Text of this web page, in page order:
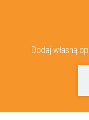
Dodaj własną